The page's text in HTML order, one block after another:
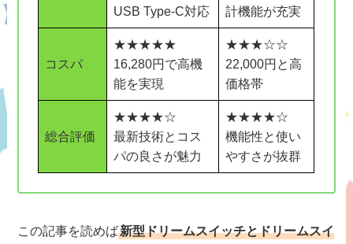
USB Type-C対応
計機能が充実
コスパ
★★★★★
16,280円で高機
能を実現
★★★☆☆
22,000円と高
価格帯
総合評価
★★★★☆
最新技術とコス
パの良さが魅力
★★★★☆
機能性と使い
やすさが抜群
この記事を読めば新型ドリームスイッチとドリームスイ